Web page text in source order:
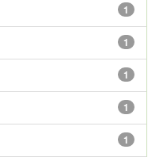
1
1
1
1
1